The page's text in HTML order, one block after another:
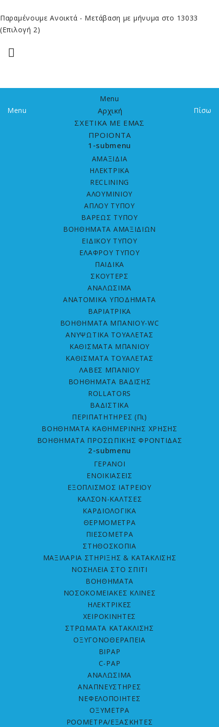
Παραμένουμε Ανοικτά - Μετάβαση με μήνυμα στο 13033
(Επιλογή 2)

Menu
Menu
Πίσω
Αρχική
ΣΧΕΤΙΚΑ ΜΕ ΕΜΑΣ
ΠΡΟΙΟΝΤΑ
1-submenu
ΑΜΑΞΙΔΙΑ
HΛΕΚΤΡΙΚΑ
RECLINING
ΑΛΟΥΜΙΝΙΟΥ
ΑΠΛΟΥ ΤΥΠΟΥ
ΒΑΡΕΩΣ ΤΥΠΟΥ
ΒΟΗΘΗΜΑΤΑ ΑΜΑΞΙΔΙΩΝ
ΕΙΔΙΚΟΥ ΤΥΠΟΥ
ΕΛΑΦΡΟΥ ΤΥΠΟΥ
ΠΑΙΔΙΚΑ
ΣΚΟΥΤΕΡΣ
ΑΝΑΛΩΣΙΜΑ
ΑΝΑΤΟΜΙΚΑ ΥΠΟΔΗΜΑΤΑ
ΒΑΡΙΑΤΡΙΚΑ
ΒΟΗΘΗΜΑΤΑ ΜΠΑΝΙΟΥ-WC
ΑΝΥΨΩΤΙΚΑ ΤΟΥΑΛΕΤΑΣ
ΚΑΘΙΣΜΑΤΑ ΜΠΑΝΙΟΥ
ΚΑΘΙΣΜΑΤΑ ΤΟΥΑΛΕΤΑΣ
ΛΑΒΕΣ ΜΠΑΝΙΟΥ
ΒΟΗΘΗΜΑΤΑ ΒΑΔΙΣΗΣ
ROLLATORS
ΒΑΔΙΣΤΙΚΑ
ΠΕΡΙΠΑΤΗΤΗΡΕΣ (Πι)
ΒΟΗΘΗΜΑΤΑ ΚΑΘΗΜΕΡΙΝΗΣ ΧΡΗΣΗΣ
ΒΟΗΘΗΜΑΤΑ ΠΡΟΣΩΠΙΚΗΣ ΦΡΟΝΤΙΔΑΣ
2-submenu
ΓΕΡΑΝΟΙ
ΕΝΟΙΚΙΑΣΕΙΣ
ΕΞΟΠΛΙΣΜΟΣ ΙΑΤΡΕΙΟΥ
ΚΑΛΣΟΝ-ΚΑΛΤΣΕΣ
ΚΑΡΔΙΟΛΟΓΙΚΑ
ΘΕΡΜΟΜΕΤΡΑ
ΠΙΕΣΟΜΕΤΡΑ
ΣΤΗΘΟΣΚΟΠΙΑ
ΜΑΞΙΛΑΡΙΑ ΣΤΗΡΙΞΗΣ & ΚΑΤΑΚΛΙΣΗΣ
ΝΟΣΗΛΕΙΑ ΣΤΟ ΣΠΙΤΙ
ΒΟΗΘΗΜΑΤΑ
ΝΟΣOKOMEIAΚΕΣ ΚΛΙΝΕΣ
ΗΛΕΚΤΡΙΚΕΣ
ΧΕΙΡΟΚΙΝΗΤΕΣ
ΣΤΡΩΜΑΤΑ ΚΑΤΑΚΛΙΣHΣ
ΟΞΥΓΟΝΟΘΕΡΑΠΕΙΑ
BIPAP
C-PAP
ΑΝΑΛΩΣΙΜΑ
ΑΝΑΠΝΕΥΣΤΗΡΕΣ
ΝΕΦΕΛΟΠΟΙΗΤΕΣ
ΟΞΥΜΕΤΡΑ
ΡΟΟΜΕΤΡΑ/ΕΞΑΣΚΗΤΕΣ